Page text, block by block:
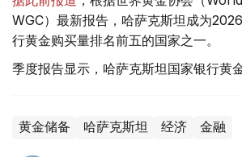
WGC）最新报告，哈萨克斯坦成为
行黄金购买量排名前五的国家之一。
季度报告显示，哈萨克斯坦国家银行黄
黄金储备 哈萨克斯坦 经济 金融